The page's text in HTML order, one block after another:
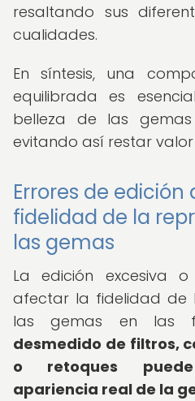
resaltando sus
cualidades.
En síntesis, una
equilibrada es
belleza de las
evitando así restar
Errores de
fidelidad de la
las gemas
La edición excesiva
afectar la fidelidad de
las gemas en las
desmedido de filtros,
o retoques
apariencia real de la